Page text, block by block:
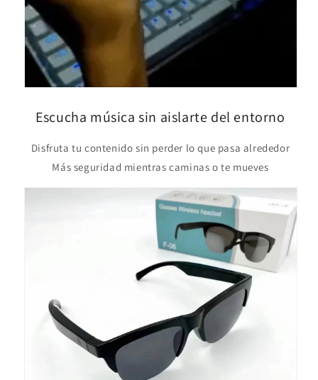
Escucha música sin aislarte del entorno
Disfruta tu contenido sin perder lo que pasa alrededor
Más seguridad mientras caminas o te mueves